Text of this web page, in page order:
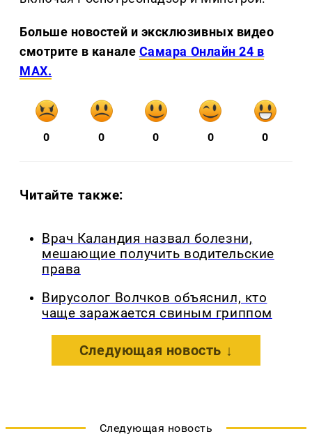
Больше новостей и эксклюзивных видео
смотрите в канале Самара Онлайн 24 в
MAX.
0 0 0 0 0
Читайте также:
Врач Каландия назвал болезни,
мешающие получить водительские
права
Вирусолог Волчков объяснил, кто
чаще заражается свиным гриппом
Следующая новость ↓
Следующая новость